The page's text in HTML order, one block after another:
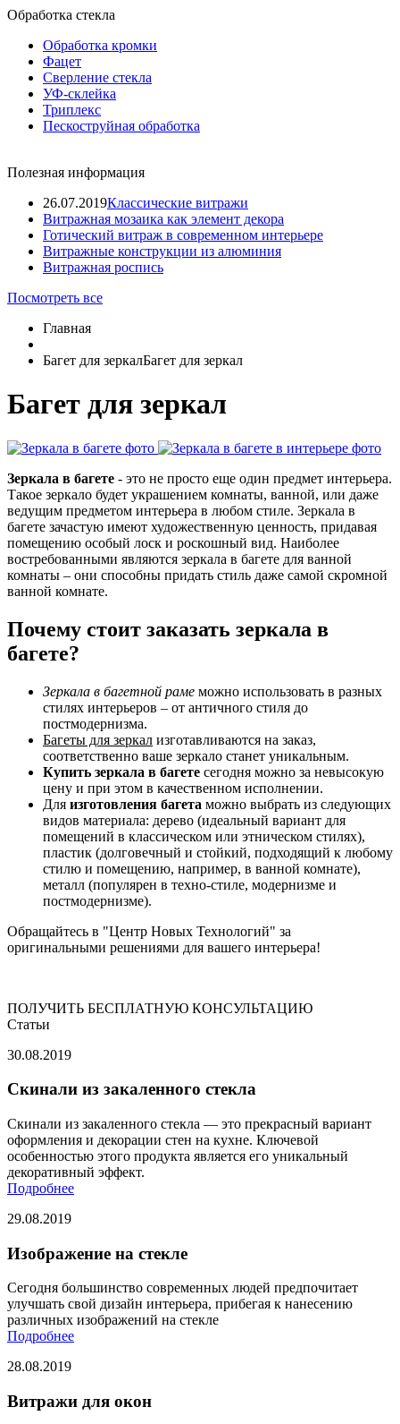
Обработка стекла
Обработка кромки
Фацет
Сверление стекла
УФ-склейка
Триплекс
Пескоструйная обработка
Полезная информация
26.07.2019Классические витражи
Витражная мозаика как элемент декора
Готический витраж в современном интерьере
Витражные конструкции из алюминия
Витражная роспись
Посмотреть все
Главная
Багет для зеркалБагет для зеркал
Багет для зеркал
Зеркала в багете - это не просто еще один предмет интерьера.
Такое зеркало будет украшением комнаты, ванной, или даже
ведущим предметом интерьера в любом стиле. Зеркала в
багете зачастую имеют художественную ценность, придавая
помещению особый лоск и роскошный вид. Наиболее
востребованными являются зеркала в багете для ванной
комнаты – они способны придать стиль даже самой скромной
ванной комнате.
Почему стоит заказать зеркала в
багете?
Зеркала в багетной раме можно использовать в разных
стилях интерьеров – от античного стиля до
постмодернизма.
Багеты для зеркал изготавливаются на заказ,
соответственно ваше зеркало станет уникальным.
Купить зеркала в багете сегодня можно за невысокую
цену и при этом в качественном исполнении.
Для изготовления багета можно выбрать из следующих
видов материала: дерево (идеальный вариант для
помещений в классическом или этническом стилях),
пластик (долговечный и стойкий, подходящий к любому
стилю и помещению, например, в ванной комнате),
металл (популярен в техно-стиле, модернизме и
постмодернизме).
Обращайтесь в
Центр Новых Технологий
за
оригинальными решениями для вашего интерьера!
ПОЛУЧИТЬ БЕСПЛАТНУЮ КОНСУЛЬТАЦИЮ
Статьи
30.08.2019
Скинали из закаленного стекла
Скинали из закаленного стекла — это прекрасный вариант
оформления и декорации стен на кухне. Ключевой
особенностью этого продукта является его уникальный
декоративный эффект.
Подробнее
29.08.2019
Изображение на стекле
Сегодня большинство современных людей предпочитает
улучшать свой дизайн интерьера, прибегая к нанесению
различных изображений на стекле
Подробнее
28.08.2019
Витражи для окон